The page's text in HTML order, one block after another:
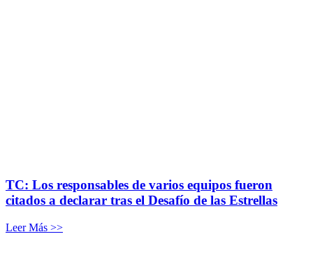
TC: Los responsables de varios equipos fueron
citados a declarar tras el Desafío de las Estrellas
Leer Más >>